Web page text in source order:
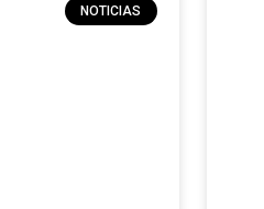
NOTICIAS